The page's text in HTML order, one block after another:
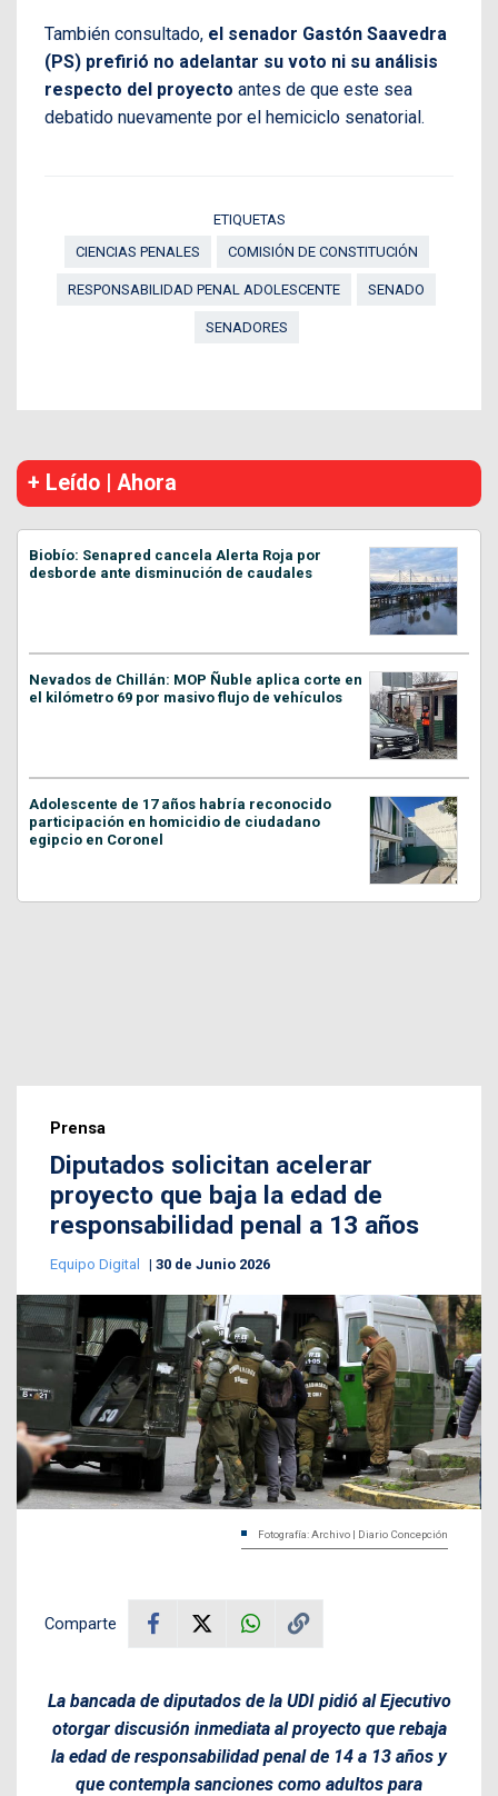
También consultado, el senador Gastón Saavedra
(PS) prefirió no adelantar su voto ni su análisis
respecto del proyecto antes de que este sea
debatido nuevamente por el hemiciclo senatorial.
ETIQUETAS
CIENCIAS PENALES
COMISIÓN DE CONSTITUCIÓN
RESPONSABILIDAD PENAL ADOLESCENTE SENADO
SENADORES
+ Leído | Ahora
Biobío: Senapred cancela Alerta Roja por
desborde ante disminución de caudales
Nevados de Chillán: MOP Ñuble aplica corte en
el kilómetro 69 por masivo flujo de vehículos
Adolescente de 17 años habría reconocido
participación en homicidio de ciudadano
egipcio en Coronel
Prensa
Diputados solicitan acelerar
proyecto que baja la edad de
responsabilidad penal a 13 años
Equipo Digital 30 de Junio 2026
Fotografía: Archivo | Diario Concepción
Comparte
La bancada de diputados de la UDI pidió al Ejecutivo
otorgar discusión inmediata al proyecto que rebaja
la edad de responsabilidad penal de 14 a 13 años y
que contempla sanciones como adultos para